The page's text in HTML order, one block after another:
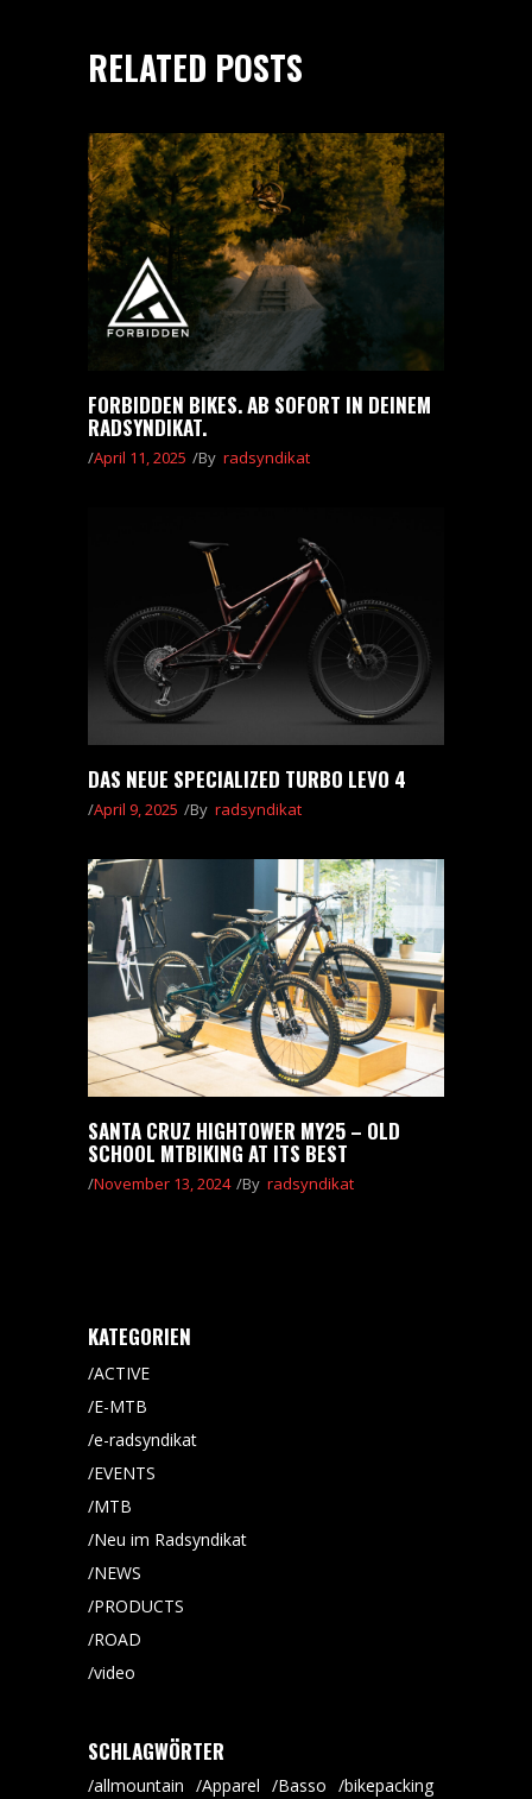
RELATED POSTS
FORBIDDEN BIKES. AB SOFORT IN DEINEM
RADSYNDIKAT.
April 11, 2025 By radsyndikat
DAS NEUE SPECIALIZED TURBO LEVO 4
April 9, 2025 By radsyndikat
SANTA CRUZ HIGHTOWER MY25 – OLD
SCHOOL MTBIKING AT ITS BEST
November 13, 2024 By radsyndikat
KATEGORIEN
ACTIVE
E-MTB
e-radsyndikat
EVENTS
MTB
Neu im Radsyndikat
NEWS
PRODUCTS
ROAD
video
SCHLAGWÖRTER
allmountain Apparel Basso
bikepacking